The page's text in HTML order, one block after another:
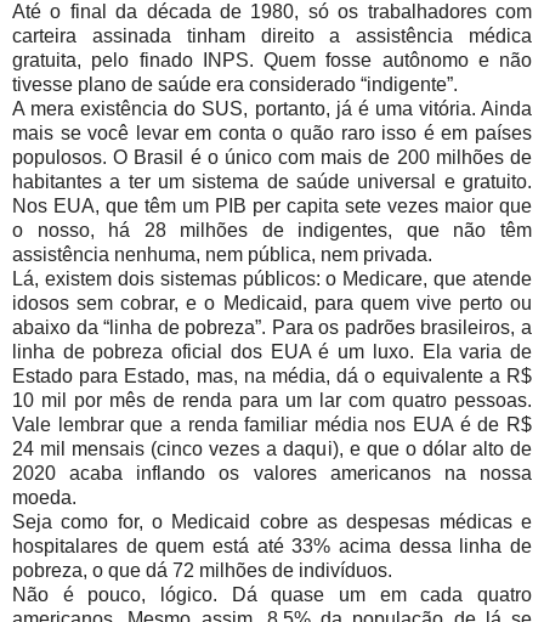
Até o final da década de 1980, só os trabalhadores com
carteira assinada tinham direito a assistência médica
gratuita, pelo finado INPS. Quem fosse autônomo e não
tivesse plano de saúde era considerado “indigente”.
A mera existência do SUS, portanto, já é uma vitória. Ainda
mais se você levar em conta o quão raro isso é em países
populosos. O Brasil é o único com mais de 200 milhões de
habitantes a ter um sistema de saúde universal e gratuito.
Nos EUA, que têm um PIB per capita sete vezes maior que
o nosso, há 28 milhões de indigentes, que não têm
assistência nenhuma, nem pública, nem privada.
Lá, existem dois sistemas públicos: o Medicare, que atende
idosos sem cobrar, e o Medicaid, para quem vive perto ou
abaixo da “linha de pobreza”. Para os padrões brasileiros, a
linha de pobreza oficial dos EUA é um luxo. Ela varia de
Estado para Estado, mas, na média, dá o equivalente a R$
10 mil por mês de renda para um lar com quatro pessoas.
Vale lembrar que a renda familiar média nos EUA é de R$
24 mil mensais (cinco vezes a daqui), e que o dólar alto de
2020 acaba inflando os valores americanos na nossa
moeda.
Seja como for, o Medicaid cobre as despesas médicas e
hospitalares de quem está até 33% acima dessa linha de
pobreza, o que dá 72 milhões de indivíduos.
Não é pouco, lógico. Dá quase um em cada quatro